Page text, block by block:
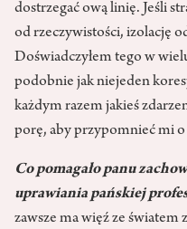
dostrzegać ową linię. Jeśli
od rzeczywistości, izolację
Doświadczyłem tego w
podobnie jak niejeden
każdym razem jakieś
porę, aby przypomnieć mi
Co pomagało panu
uprawiania pańskiej
zawsze ma więź ze